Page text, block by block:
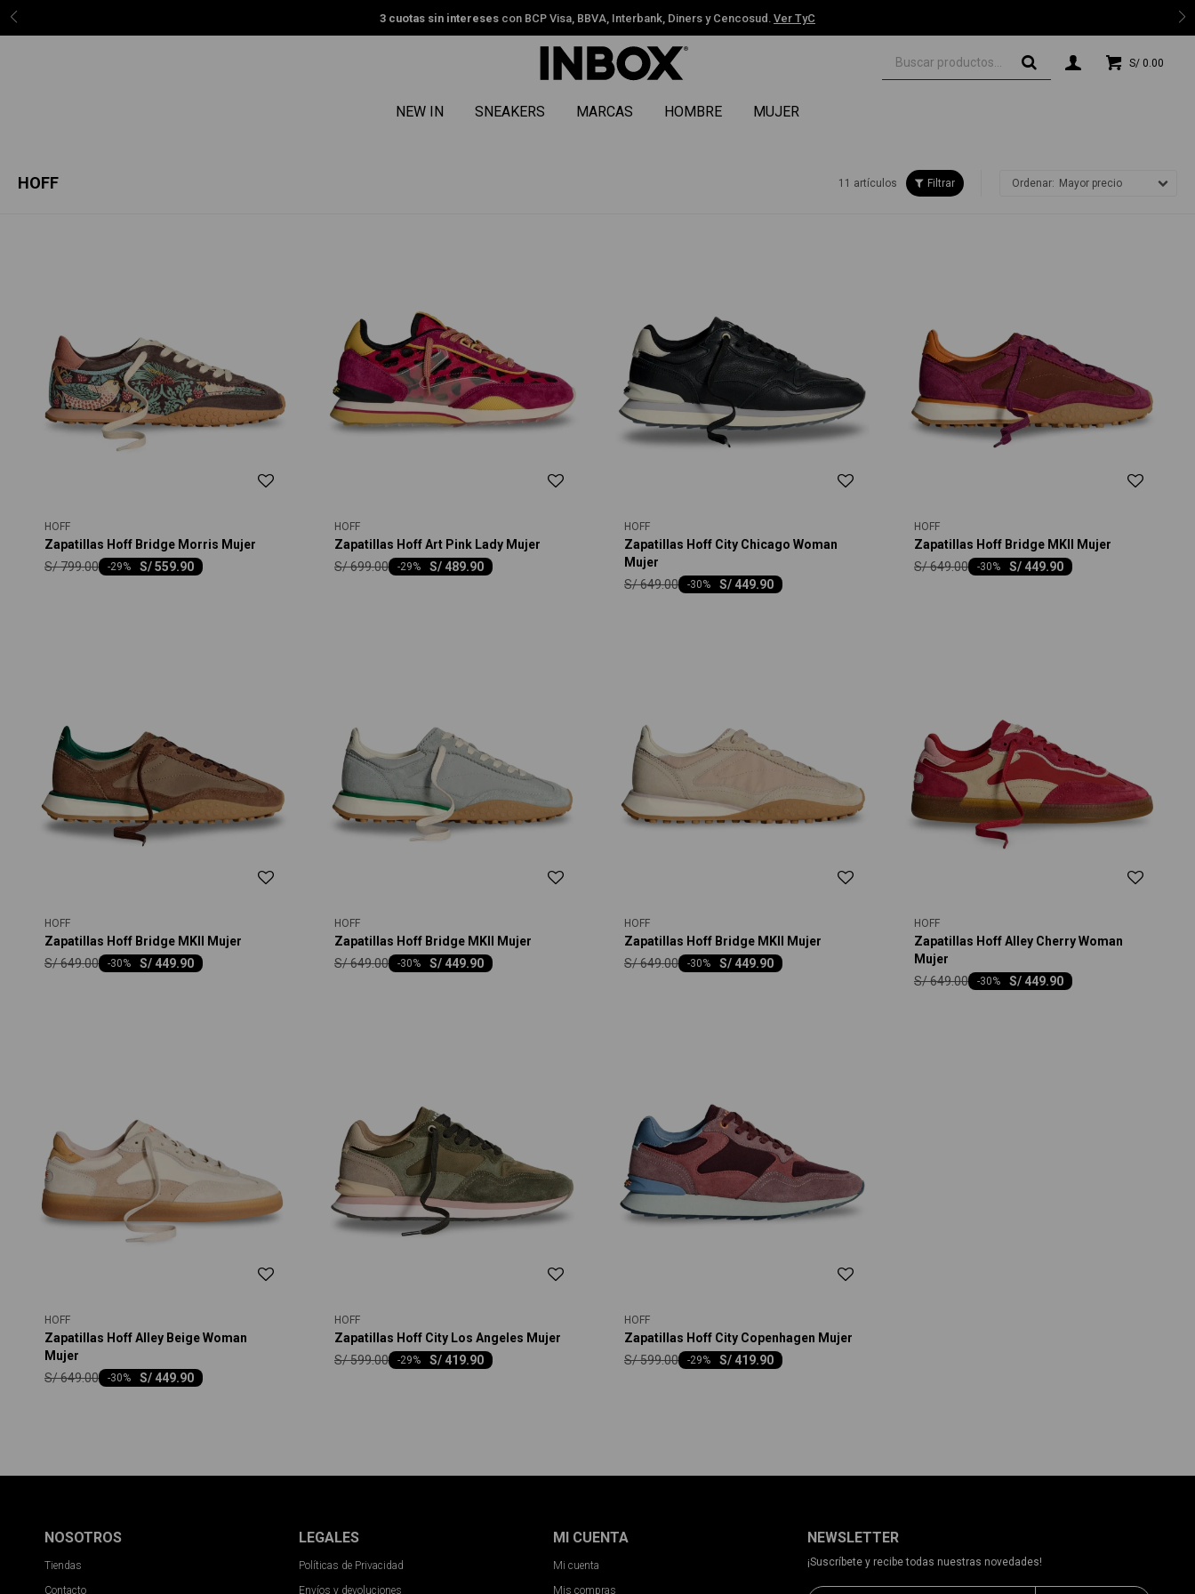
3 cuotas sin intereses con BCP Visa, BBVA, Interbank, Diners y Cencosud. Ver TyC
NEW IN SNEAKERS MARCAS HOMBRE MUJER
S/ 0.00
HOFF 11 artículos Mayor precio
HOFF
Zapatillas Hoff Bridge Morris Mujer
S/559.90
-29
S/799.00
HOFF
Zapatillas Hoff Art Pink Lady Mujer
S/ 489.90
-29
S/699.00
HOFF
Zapatillas Hoff City Chicago Woman
Mujer
S/ 449.90
-30
S/649.00
HOFF
Zapatillas Hoff Bridge MKII Mujer
S/ 449.90
-30
S/649.00
HOFF
Zapatillas Hoff Bridge MKII Mujer
S/ 449.90
-30
S/649.00
HOFF
Zapatillas Hoff Bridge MKII Mujer
S/ 449.90
-30
S/649.00
HOFF
Zapatillas Hoff Bridge MKII Mujer
S/ 449.90
-30
S/649.00
HOFF
Zapatillas Hoff Alley Cherry Woman
Mujer
S/ 449.90
-30
S/649.00
HOFF
Zapatillas Hoff Alley Beige Woman
Mujer
S/ 449.90
-30
S/649.00
HOFF
Zapatillas Hoff City Los Angeles Mujer
S/ 419.90
-29
S/599.00
HOFF
Zapatillas Hoff City Copenhagen Mujer
S/ 419.90
-29
S/599.00
NOSOTROS
Tiendas
Contacto
LEGALES
Políticas de Privacidad
Envíos y devoluciones
MI CUENTA
Mi cuenta
Mis compras
NEWSLETTER
¡Suscríbete y recibe todas nuestras novedades!